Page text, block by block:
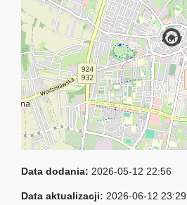
Data dodania: 2026-05-12 22:56
Data aktualizacji: 2026-06-12 23:29